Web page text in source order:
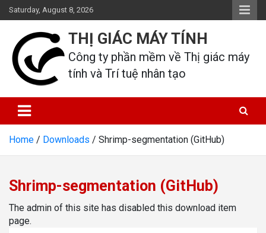
Skip
to
content
Saturday, August 8, 2026
THỊ GIÁC MÁY TÍNH
Công ty phần mềm về Thị giác máy
tính và Trí tuệ nhân tạo
Home Downloads Shrimp-segmentation (GitHub)
Shrimp-segmentation (GitHub)
The admin of this site has disabled this download item
page.